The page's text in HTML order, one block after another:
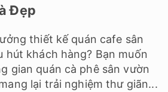
Đẹp
thiết kế quán cafe sân
hút khách hàng? Bạn muốn
gian quán cà phê sân vườn
lại trải nghiệm thư giãn...